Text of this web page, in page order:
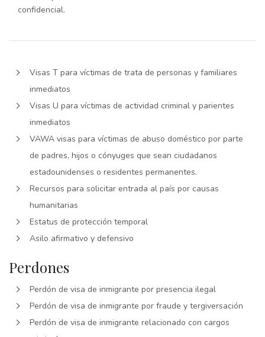
confidencial.
Visas T para víctimas de trata de personas y familiares
inmediatos
Visas U para víctimas de actividad criminal y parientes
inmediatos
VAWA visas para víctimas de abuso doméstico por parte
de padres, hijos o cónyuges que sean ciudadanos
estadounidenses o residentes permanentes.
Recursos para solicitar entrada al país por causas
humanitarias
Estatus de protección temporal
Asilo afirmativo y defensivo
Perdones
Perdón de visa de inmigrante por presencia ilegal
Perdón de visa de inmigrante por fraude y tergiversación
Perdón de visa de inmigrante relacionado con cargos